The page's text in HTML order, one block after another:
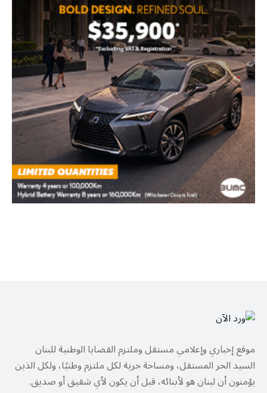
موقع إخباري وإعلامي مستقل وملتزم القضايا الوطنية للبنان
السيد الحر المستقل، ومساحة حرية لكل ملتزم وطنيًا، ولكل الذين
يؤمنون أن لبنان هو لأبنائه، قبل أن يكون لأي شقيق أو صديق.